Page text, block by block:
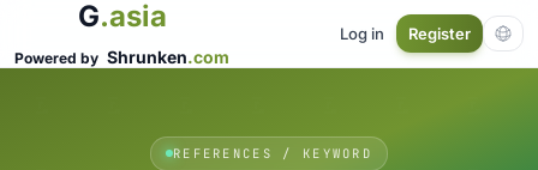
G.asia
Powered by Shrunken.com
Log in Register
REFERENCES / KEYWORD